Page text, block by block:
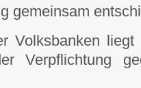
gemeinsam
Volksbanken
Verpflichtung